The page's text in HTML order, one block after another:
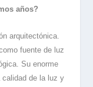
años?
arquitectónica.
fuente de luz
Su enorme
de la luz y